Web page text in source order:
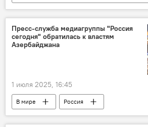
Колумнисты
СВО
Россия
Украина
безопасность
Пресс-служба медиагруппы "Россия
сегодня" обратилась к властям
Азербайджана
1 июля 2025, 16:45
В мире
Россия
МИА "Россия Сегодня"
Азербайджан